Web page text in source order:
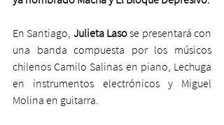
En Santiago, Julieta Laso se presentará con
una banda compuesta por los músicos
chilenos Camilo Salinas en piano, Lechuga
en instrumentos electrónicos y Miguel
Molina en guitarra.